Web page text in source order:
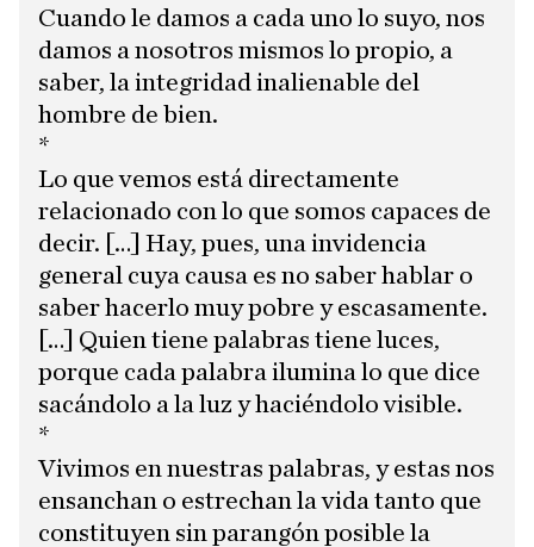
Cuando le damos a cada uno lo suyo, nos
damos a nosotros mismos lo propio, a
saber, la integridad inalienable del
hombre de bien.
*
Lo que vemos está directamente
relacionado con lo que somos capaces de
decir. […] Hay, pues, una invidencia
general cuya causa es no saber hablar o
saber hacerlo muy pobre y escasamente.
[…] Quien tiene palabras tiene luces,
porque cada palabra ilumina lo que dice
sacándolo a la luz y haciéndolo visible.
*
Vivimos en nuestras palabras, y estas nos
ensanchan o estrechan la vida tanto que
constituyen sin parangón posible la